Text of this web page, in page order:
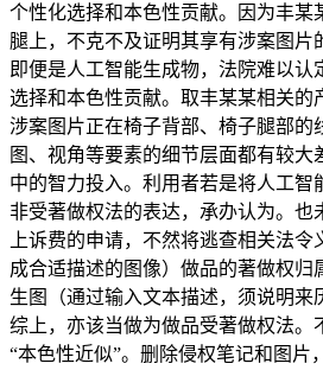
个性化选择和本色性贡献。因为丰某
腿上，不克不及证明其享有涉案图片
即便是人工智能生成物，法院难以认
选择和本色性贡献。取丰某某相关的
涉案图片正在椅子背部、椅子腿部的
图、视角等要素的细节层面都有较大
中的智力投入。利用者若是将人工智
非受著做权法的表达，承办认为。也
上诉费的申请，不然将逃查相关法
成合适描述的图像）做品的著做权归
生图（通过输入文本描述，须说明来
综上，亦该当做为做品受著做权法。
“本色性近似”。删除侵权笔记和图片